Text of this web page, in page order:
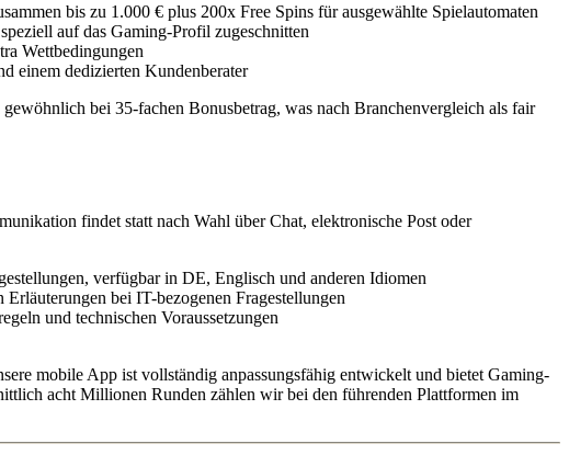
bis zu 1.000 € plus 200x Free Spins für ausgewählte Spielautomaten
auf das Gaming-Profil zugeschnitten
Wettbedingungen
einem dedizierten Kundenberater
bei 35-fachen Bonusbetrag, was nach Branchenvergleich als fair
findet statt nach Wahl über Chat, elektronische Post oder
verfügbar in DE, Englisch und anderen Idiomen
bei IT-bezogenen Fragestellungen
und technischen Voraussetzungen
mobile App ist vollständig anpassungsfähig entwickelt und bietet Gaming-
acht Millionen Runden zählen wir bei den führenden Plattformen im